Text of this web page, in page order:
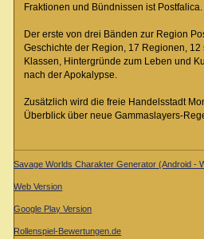
Fraktionen und Bündnissen ist Postfalica.
Der erste von drei Bänden zur Region
Geschichte der Region, 17 Regionen, 12
Klassen, Hintergründe zum Leben und
nach der Apokalypse.
Zusätzlich wird die freie Handelsstadt
Überblick über neue Gammaslayers-
Savage Worlds Charakter Generator (Android -
Web Version
Google Play Version
Rollenspiel-Bewertungen.de